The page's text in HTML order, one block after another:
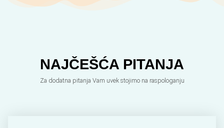
NAJČEŠĆA PITANJA
Za dodatna pitanja Vam uvek stojimo na raspologanju